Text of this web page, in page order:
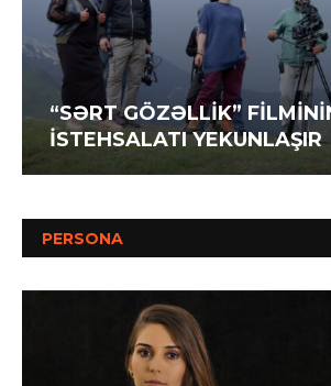
“SƏRT GÖZƏLLİK”
İSTEHSALATI YEKUNLAŞIR
PERSONA